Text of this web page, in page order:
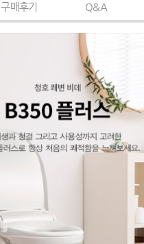
구매후기 Q&A